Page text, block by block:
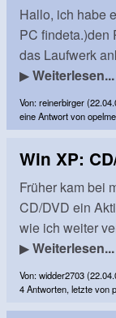
Hallo, ich habe
PC findeta.)den
das Laufwerk
▶Weiterlesen...
Von: reinerbirger
eine Antwort von
Win XP:
Früher kam bei
CD/DVD ein
wie ich weiter
▶Weiterlesen...
Von: widder2703
4 Antworten, letzte von